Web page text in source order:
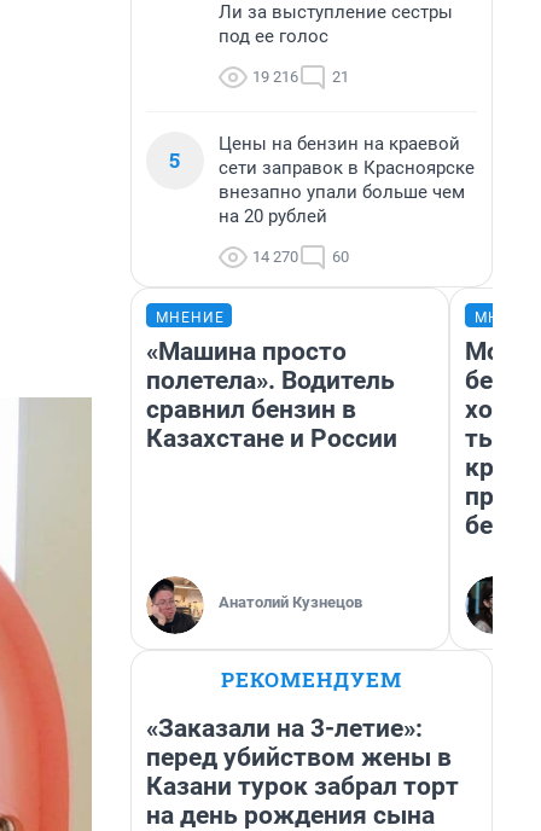
Ли за выступление сестры
под ее голос
19 216 21
5
Цены на бензин на краевой
сети заправок в Красноярске
внезапно упали больше чем
на 20 рублей
14 270 60
МНЕНИЕ
«Машина просто
полетела». Водитель
сравнил бензин в
Казахстане и России
Анатолий Кузнецов
Мой
РЕКОМЕНДУЕМ
«Заказали на 3-летие»:
перед убийством жены в
Казани турок забрал торт
на день рождения сына